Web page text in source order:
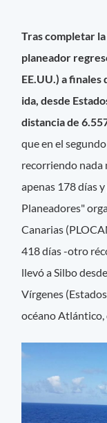
Tras completar
planeador
EE.UU.) a finales
ida, desde
distancia de
que en el
recorriendo nada
apenas 178 días
Planeadores"
Canarias
418 días -otro
llevó a Silbo
Vírgenes
océano Atlántico,